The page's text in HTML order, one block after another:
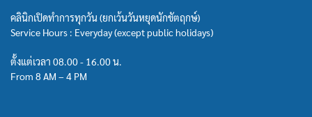
คลินิกเปิดทำการทุกวัน (ยกเว้นวันหยุดนักขัตฤกษ์)
Service Hours : Everyday (except public holidays)
ตั้งแต่เวลา 08.00 - 16.00 น.
From 8 AM – 4 PM